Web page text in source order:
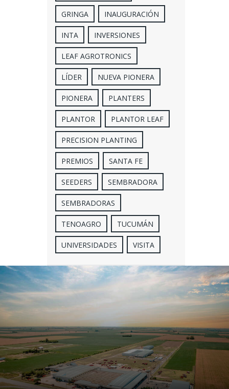
GRINGA INAUGURACIÓN
INTA INVERSIONES
LEAF AGROTRONICS
LÍDER NUEVA PIONERA
PIONERA PLANTERS
PLANTOR PLANTOR LEAF
PRECISION PLANTING
PREMIOS SANTA FE
SEEDERS SEMBRADORA
SEMBRADORAS
TENOAGRO TUCUMÁN
UNIVERSIDADES VISITA